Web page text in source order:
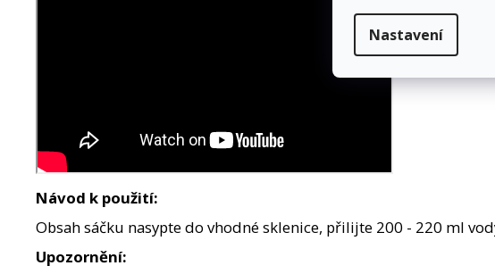
Nastavení
Návod k použití:
Obsah sáčku nasypte do vhodné sklenice, přilijte 200 - 220 ml
Upozornění: